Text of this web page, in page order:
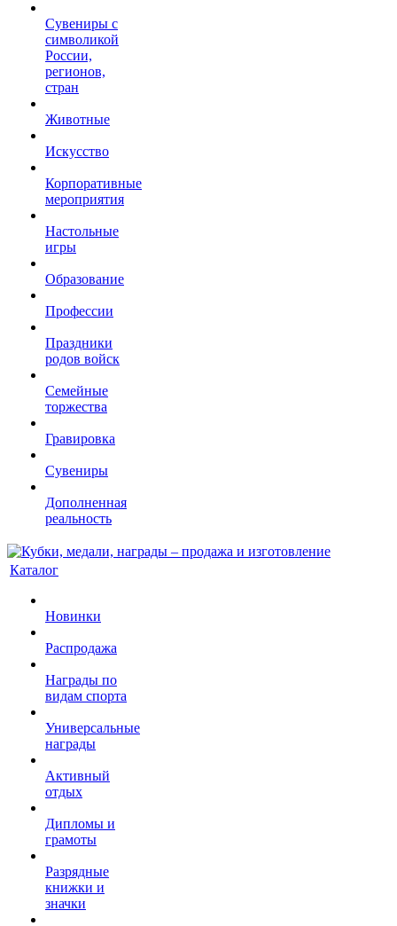
Сувениры с
символикой
России,
регионов,
стран
Животные
Искусство
Корпоративные
мероприятия
Настольные
игры
Образование
Профессии
Праздники
родов войск
Семейные
торжества
Гравировка
Сувениры
Дополненная
реальность
Каталог
Новинки
Распродажа
Награды по
видам спорта
Универсальные
награды
Активный
отдых
Дипломы и
грамоты
Разрядные
книжки и
значки